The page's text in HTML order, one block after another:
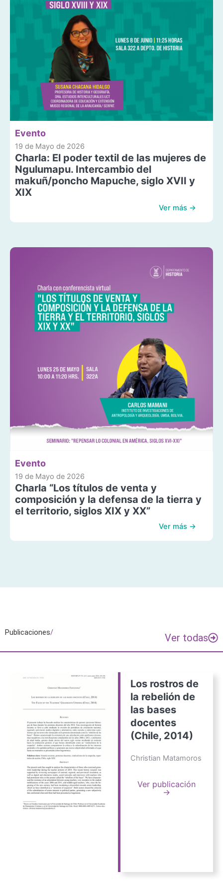
Evento
19 de Mayo de 2026
Charla: El poder textil de las mujeres de
Ngulumapu. Intercambio del
makuñ/poncho Mapuche, siglo XVII y
XIX
Ver más →
Evento
19 de Mayo de 2026
Charla “Los títulos de venta y
composición y la defensa de la tierra y
el territorio, siglos XIX y XX”
Ver más →
Publicaciones/ Ver todas
Los rostros de
la rebelión de
las bases
docentes
(Chile, 2014)
Christian Matamoros
Ver publicación
→